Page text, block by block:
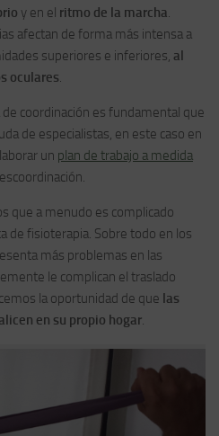
y en el ritmo de la marcha.
afectan de forma más intensa a
superiores e inferiores, al
oculares.
coordinación es fundamental que
de especialistas, en este caso en
un plan de trabajo a medida
que a menudo es complicado
de fisioterapia. Sobre todo en los
más problemas en las
le complican el traslado
la oportunidad de que las
en su propio hogar.